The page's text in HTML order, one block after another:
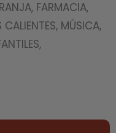
FARMACIA,
MÚSICA,